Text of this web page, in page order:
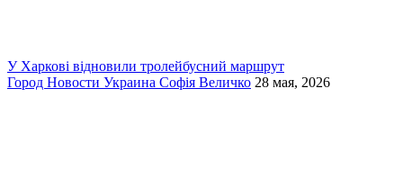
У Харкові відновили тролейбусний маршрут
Город Новости Украина Софія Величко 28 мая, 2026